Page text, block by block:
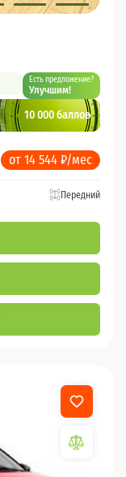
Есть предложение?
Улучшим!
10 000 баллов
от 14 544 ₽/мес
Передний